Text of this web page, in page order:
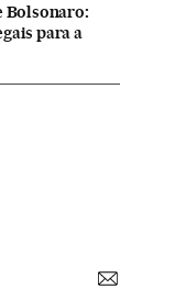
Bolsonaro:
para a